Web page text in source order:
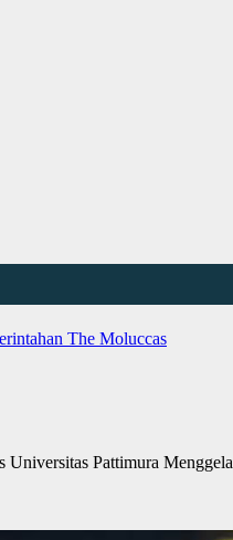
The Moluccas
Pattimura